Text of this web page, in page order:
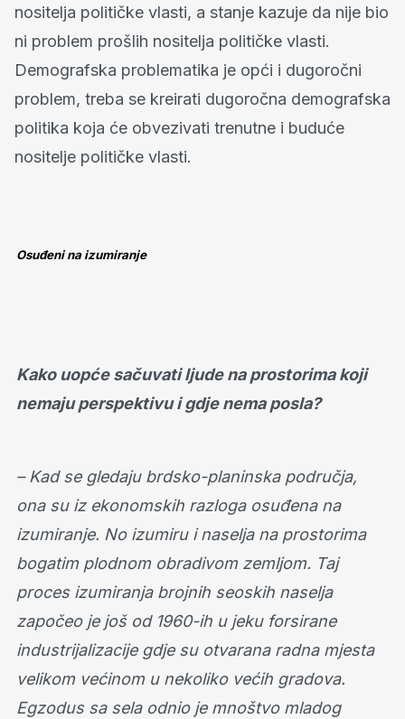
nositelja političke vlasti, a stanje kazuje da nije bio
ni problem prošlih nositelja političke vlasti.
Demografska problematika je opći i dugoročni
problem, treba se kreirati dugoročna demografska
politika koja će obvezivati trenutne i buduće
nositelje političke vlasti.
Osuđeni na izumiranje
Kako uopće sačuvati ljude na prostorima koji
nemaju perspektivu i gdje nema posla?
– Kad se gledaju brdsko-planinska područja,
ona su iz ekonomskih razloga osuđena na
izumiranje. No izumiru i naselja na prostorima
bogatim plodnom obradivom zemljom. Taj
proces izumiranja brojnih seoskih naselja
započeo je još od 1960-ih u jeku forsirane
industrijalizacije gdje su otvarana radna mjesta
velikom većinom u nekoliko većih gradova.
Egzodus sa sela odnio je mnoštvo mladog